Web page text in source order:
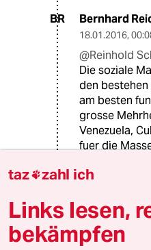
BR Bernhard
18.01.2016,
@Reinhold
Die soziale
den
am besten
grosse
Venezuela,
fuer die
was bekommt
taz zahl ich
Links lesen,
bekämpfen